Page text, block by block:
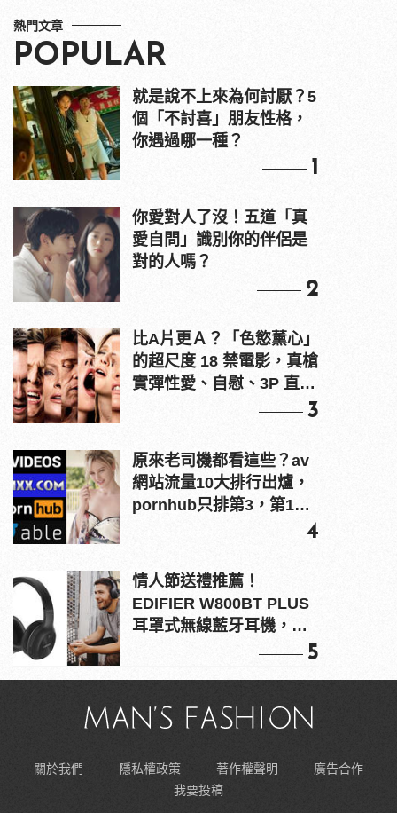
熱門文章
POPULAR
就是說不上來為何討厭？5
個「不討喜」朋友性格，
你遇過哪一種？
1
你愛對人了沒！五道「真
愛自問」識別你的伴侶是
對的人嗎？
2
比A片更Ａ？「色慾薰心」
的超尺度 18 禁電影，真槍
實彈性愛、自慰、3P 直接
3
原來老司機都看這些？av
網站流量10大排行出爐，
pornhub只排第3，第1名
4
情人節送禮推薦！
EDIFIER W800BT PLUS
耳罩式無線藍牙耳機，在
5
關於我們 隱私權政策 著作權聲明
廣告合作
我要投稿